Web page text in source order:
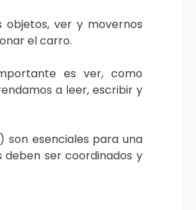
objetos, ver y movernos
el carro.
es ver, como
a leer, escribir y
son esenciales para una
deben ser coordinados y